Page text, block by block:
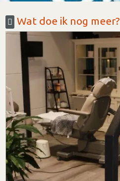
Wat doe ik nog meer?